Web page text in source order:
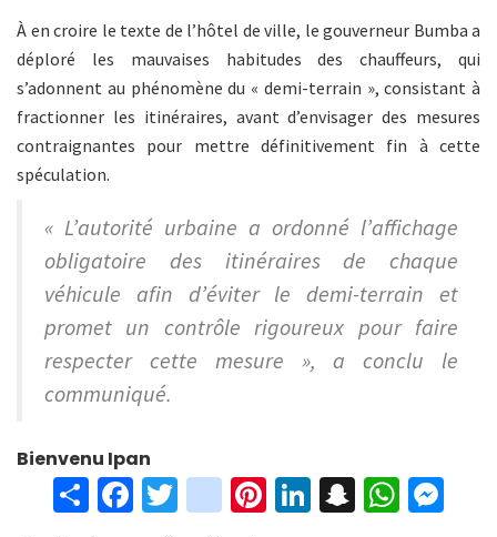
À en croire le texte de l’hôtel de ville, le gouverneur Bumba a
déploré les mauvaises habitudes des chauffeurs, qui
s’adonnent au phénomène du « demi-terrain », consistant à
fractionner les itinéraires, avant d’envisager des mesures
contraignantes pour mettre définitivement fin à cette
spéculation.
« L’autorité urbaine a ordonné l’affichage
obligatoire des itinéraires de chaque
véhicule afin d’éviter le demi-terrain et
promet un contrôle rigoureux pour faire
respecter cette mesure », a conclu le
communiqué.
Bienvenu Ipan
S Fa T
in Pi Li S W